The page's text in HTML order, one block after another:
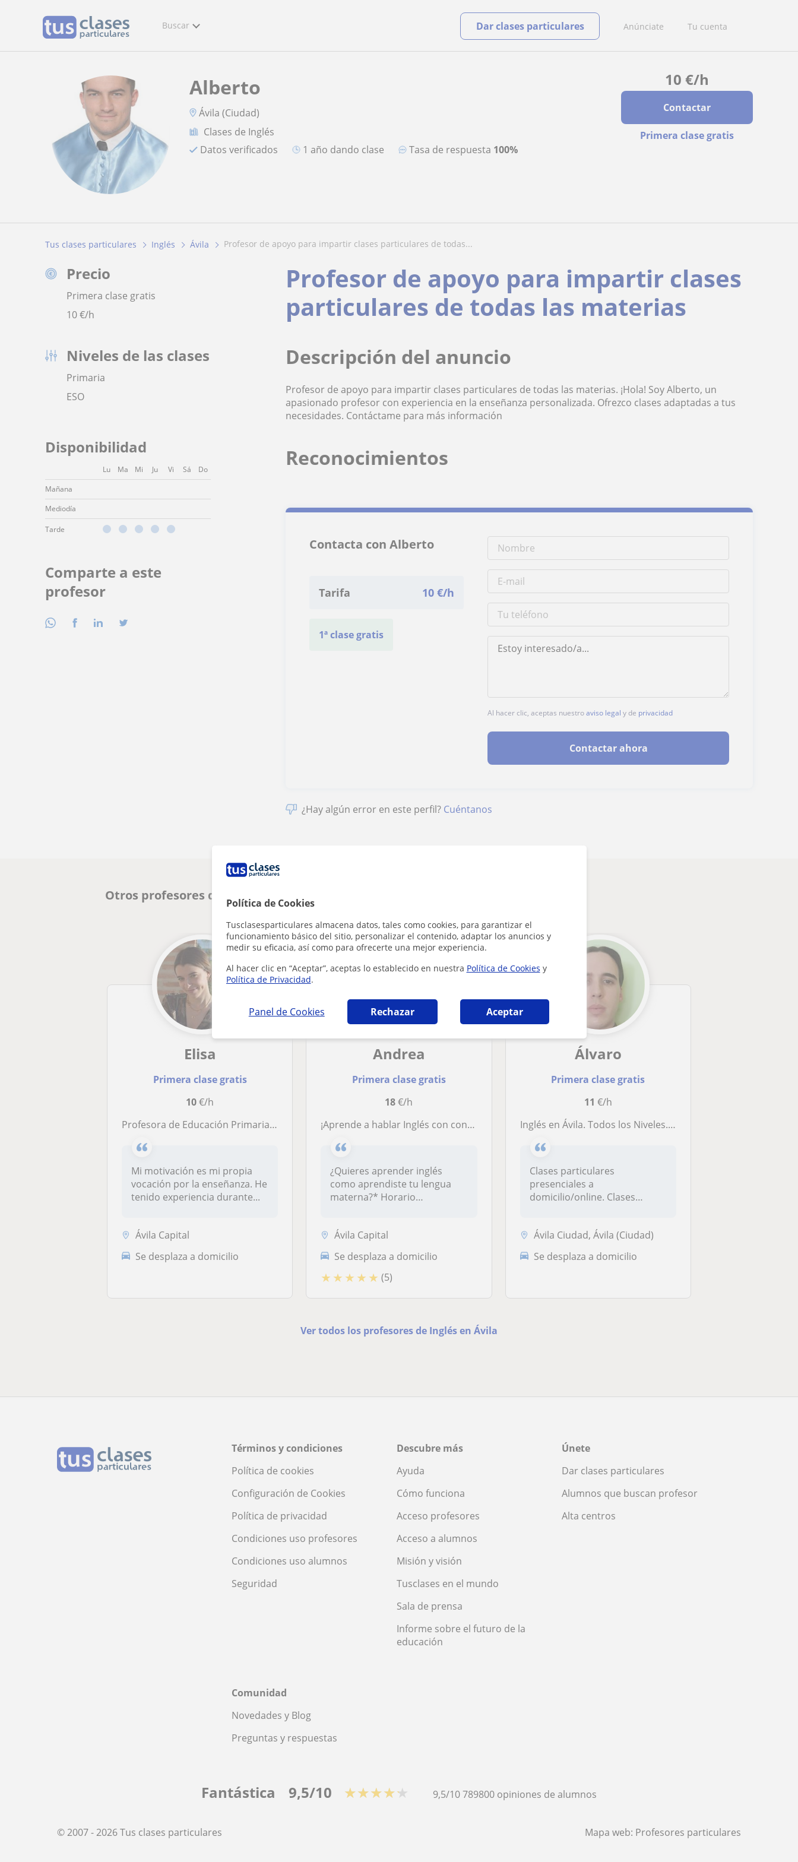
Política de Cookies
Tusclasesparticulares almacena datos, tales como cookies, para garantizar el
funcionamiento básico del sitio, personalizar el contenido, adaptar los anuncios y
medir su eficacia, así como para ofrecerte una mejor experiencia.
Al hacer clic en “Aceptar”, aceptas lo establecido en nuestra Política de Cookies y
Política de Privacidad.
Panel de Cookies Rechazar Aceptar
Buscar Anúnciate Tu cuenta
Dar clases particulares
10 €/h
Contactar
Primera clase gratis
Alberto
Ávila (Ciudad)
Clases de Inglés
Datos verificados
1 año dando clase Tasa de respuesta 100%
Tus clases particulares Inglés Ávila profesor de apoyo para impartir clases particulares de todas...
Precio
Primera clase gratis
10€/h
Niveles de las clases
Primaria
ESO
Disponibilidad
Lu Ma Mi Ju Vi Sá
Do
Mañana
Mediodía
Tarde
Comparte a este
profesor
Profesor de apoyo para impartir clases
particulares de todas las materias
Descripción del anuncio
Profesor de apoyo para impartir clases particulares de todas las materias. ¡Hola! Soy Alberto, un
apasionado profesor con experiencia en la enseñanza personalizada. Ofrezco clases adaptadas a tus
necesidades. Contáctame para más información
Reconocimientos
Contacta con Alberto
Tarifa 10 €/h
1ª clase gratis
Al hacer clic, aceptas nuestroaviso legal y de privacidad
Contactar ahora
¿Hay algún error en este perfil? Cuéntanos
Otros profesores de Inglés en Ávila que pueden interesarte
Elisa
Primera clase gratis
10€/h
Profesora de Educación Primaria en Inglés imparte clases y refuerzo de todas las asignaturas
Mi motivación es mi propia
vocación por la enseñanza. He
tenido experiencia durante...
Ávila Capital
Se desplaza a domicilio
Andrea
Primera clase gratis
18€/h
¡Aprende a hablar Inglés con confianza y naturalidad!
¿Quieres aprender inglés
como aprendiste tu lengua
materna?* Horario
Ávila Capital
Se desplaza a domicilio
★ ★ ★ ★ ★ (5)
Álvaro
Primera clase gratis
11 €/h
Inglés en Ávila. Todos los Niveles. 2026/2027. +12 AÑOS EXP
Clases particulares
presenciales a
domicilio/online. Clases
Ávila Ciudad, Ávila (Ciudad)
Se desplaza a domicilio
Ver todos los profesores de Inglés en Ávila
Términos y condiciones
Política de cookies
Configuración de Cookies
Política de privacidad
Condiciones uso profesores
Condiciones uso alumnos
Seguridad
Descubre más
Ayuda
Cómo funciona
Acceso profesores
Acceso a alumnos
Misión y visión
Tusclases en el mundo
Sala de prensa
Informe sobre el futuro de la
educación
Únete
Dar clases particulares
Alumnos que buscan profesor
Alta centros
Comunidad
Novedades y Blog
Preguntas y respuestas
Fantástica 9,5/10 ★★★★★ 9,5/10789800 opiniones de alumnos
© 2007 - 2026 Tus clases particulares Mapa web: Profesores particulares